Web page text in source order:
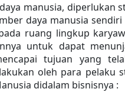
manusia, diperlukan
daya manusia
ruang lingkup
untuk dapat
tujuan yang
oleh para pelaku
didalam bisnisnya :